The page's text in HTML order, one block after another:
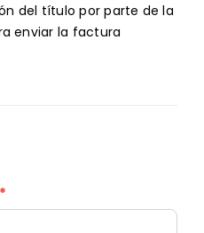
del título por parte de la
enviar la factura
*